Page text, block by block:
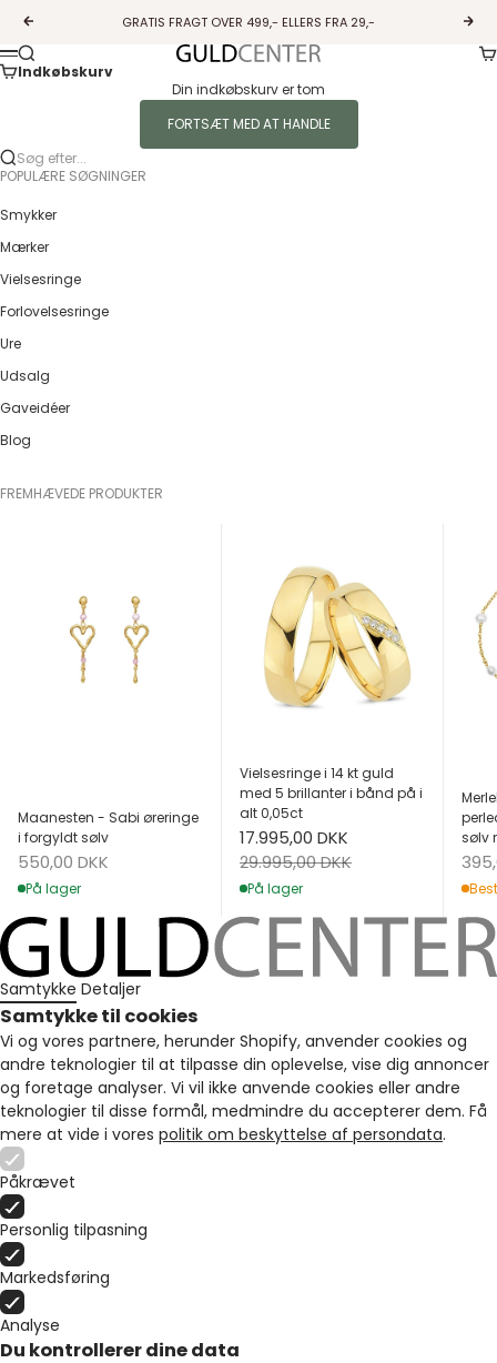
Forrige
GRATIS FRAGT OVER 499,- ELLERS FRA 29,-
Guldcenter
Menu
Søg
Indkøbskurv
Din indkøbskurv er tom
FORTSÆT MED AT HANDLE
Søg efter...
POPULÆRE SØGNINGER
Smykker
Mærker
Vielsesringe
Forlovelsesringe
Ure
Udsalg
Gaveidéer
Blog
FREMHÆVEDE PRODUKTER
Maanesten - Sabi øreringe
i forgyldt sølv
Salgspris
550,00 DKK
På lager
Vielsesringe i 14 kt guld
med 5 brillanter i bånd på i
alt 0,05ct
Salgspris
17.995,00 DKK
Normalpris
29.995,00 DKK
På lager
sølv
Samtykke Detaljer
Samtykke til cookies
Vi og vores partnere, herunder Shopify, anvender cookies og
andre teknologier til at tilpasse din oplevelse, vise dig annoncer
og foretage analyser. Vi vil ikke anvende cookies eller andre
teknologier til disse formål, medmindre du accepterer dem. Få
mere at vide i vores politik om beskyttelse af persondata.
Påkrævet
Personlig tilpasning
Markedsføring
Analyse
Du kontrollerer dine data